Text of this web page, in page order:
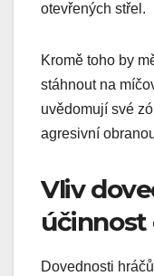
otevřených střel.
Kromě toho by
stáhnout na
uvědomují své
agresivní
Vliv
účinnost
Dovednosti